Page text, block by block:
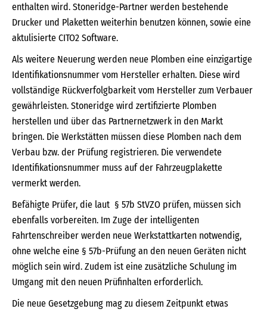
enthalten wird. Stoneridge-Partner werden bestehende
Drucker und Plaketten weiterhin benutzen können, sowie eine
aktulisierte CITO2 Software.
Als weitere Neuerung werden neue Plomben eine einzigartige
Identifikationsnummer vom Hersteller erhalten. Diese wird
vollständige Rückverfolgbarkeit vom Hersteller zum Verbauer
gewährleisten. Stoneridge wird zertifizierte Plomben
herstellen und über das Partnernetzwerk in den Markt
bringen. Die Werkstätten müssen diese Plomben nach dem
Verbau bzw. der Prüfung registrieren. Die verwendete
Identifikationsnummer muss auf der Fahrzeugplakette
vermerkt werden.
Befähigte Prüfer, die laut § 57b StVZO prüfen, müssen sich
ebenfalls vorbereiten. Im Zuge der intelligenten
Fahrtenschreiber werden neue Werkstattkarten notwendig,
ohne welche eine § 57b-Prüfung an den neuen Geräten nicht
möglich sein wird. Zudem ist eine zusätzliche Schulung im
Umgang mit den neuen Prüfinhalten erforderlich.
Die neue Gesetzgebung mag zu diesem Zeitpunkt etwas